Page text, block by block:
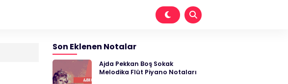
Son Eklenen Notalar
Ajda Pekkan Boş Sokak
Melodika Flüt Piyano Notaları